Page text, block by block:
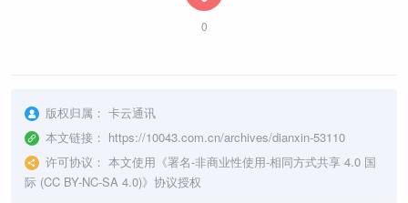
0
版权归属： 卡云通讯
本文链接： https://10043.com.cn/archives/dianxin-53110
许可协议： 本文使用《署名-非商业性使用-相同方式共享 4.0 国
际 (CC BY-NC-SA 4.0)》协议授权